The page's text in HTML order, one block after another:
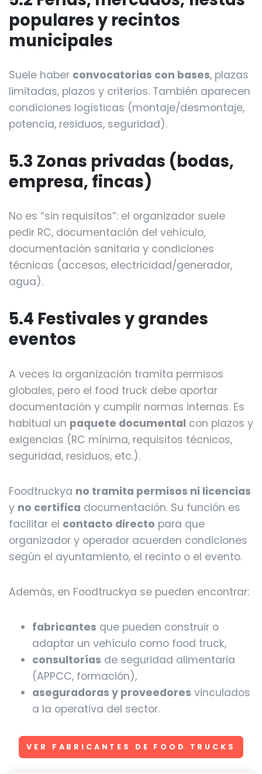
populares y recintos
municipales
Suele haber convocatorias con bases, plazas
limitadas, plazos y criterios. También aparecen
condiciones logísticas (montaje/desmontaje,
potencia, residuos, seguridad).
5.3 Zonas privadas (bodas,
empresa, fincas)
No es “sin requisitos”: el organizador suele
pedir RC, documentación del vehículo,
documentación sanitaria y condiciones
técnicas (accesos, electricidad/generador,
agua).
5.4 Festivales y grandes
eventos
A veces la organización tramita permisos
globales, pero el food truck debe aportar
documentación y cumplir normas internas. Es
habitual un paquete documental con plazos y
exigencias (RC mínima, requisitos técnicos,
seguridad, residuos, etc.).
Foodtruckya no tramita permisos ni licencias
y no certifica documentación. Su función es
facilitar el contacto directo para que
organizador y operador acuerden condiciones
según el ayuntamiento, el recinto o el evento.
Además, en Foodtruckya se pueden encontrar:
fabricantes que pueden construir o
adaptar un vehículo como food truck,
consultorías de seguridad alimentaria
(APPCC, formación),
aseguradoras y proveedores vinculados
a la operativa del sector.
VER FABRICANTES DE FOOD TRUCKS